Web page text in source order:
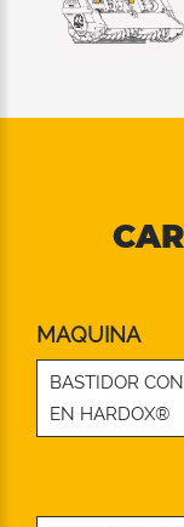
MAQUINA
BASTIDOR
EN HARDOX®